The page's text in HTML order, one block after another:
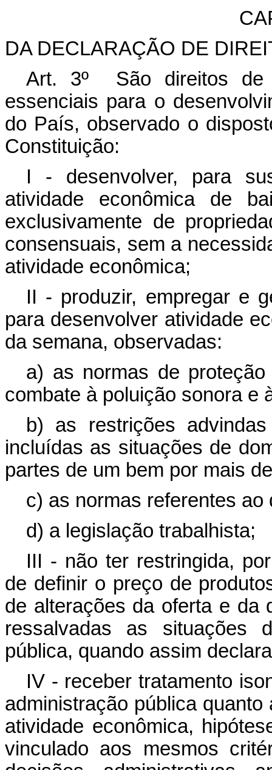
DA DECLARAÇÃO DE
Art. 3º São direitos de
essenciais para o
do País, observado o
Constituição:
I - desenvolver, para
atividade econômica de
exclusivamente de
consensuais, sem a
atividade econômica;
II - produzir, empregar e
para desenvolver atividade
da semana, observadas:
a) as normas de
combate à poluição sonora e
b) as restrições
incluídas as situações de
partes de um bem por mais
c) as normas referentes
d) a legislação trabalhista;
III - não ter restringida,
de definir o preço de
de alterações da oferta e da
ressalvadas as situações
pública, quando assim
IV - receber tratamento
administração pública
atividade econômica,
vinculado aos mesmos